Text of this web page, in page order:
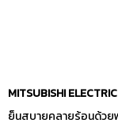
MITSUBISHI
ย็นสบายคลายร้อนด้วย